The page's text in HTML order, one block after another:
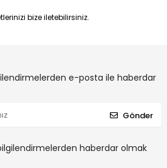
bize iletebilirsiniz.
e-posta ile haberdar
Gönder
haberdar olmak